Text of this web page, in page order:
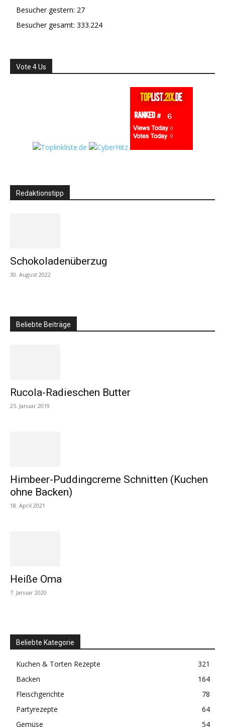
Besucher gestern: 27
Besucher gesamt: 333.224
Vote 4 Us
Redaktionstipp
Schokoladenüberzug
30. August 2022
Beliebte Beiträge
Rucola-Radieschen Butter
25. Januar 2019
Himbeer-Puddingcreme Schnitten (Kuchen
ohne Backen)
18. April 2021
Heiße Oma
7. Januar 2020
Beliebte Kategorie
Kuchen & Torten Rezepte
321
Backen
164
Fleischgerichte
78
Partyrezepte
64
Gemüse
54